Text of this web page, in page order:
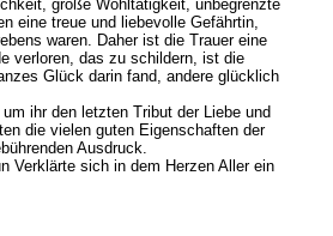
große Wohltätigkeit, unbegrenzte
eine treue und liebevolle Gefährtin,
waren. Daher ist die Trauer eine
verloren, das zu schildern, ist die
Glück darin fand, andere glücklich
ihr den letzten Tribut der Liebe und
die vielen guten Eigenschaften der
Ausdruck.
Verklärte sich in dem Herzen Aller ein